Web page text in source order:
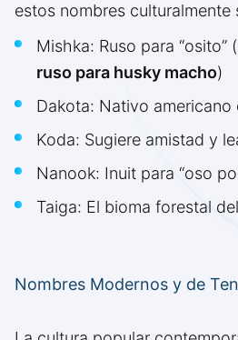
estos nombres culturalmente
Mishka: Ruso para “osito” (
ruso para husky macho)
Dakota: Nativo americano
Koda: Sugiere amistad y
Nanook: Inuit para “oso
Taiga: El bioma forestal
Nombres Modernos y de